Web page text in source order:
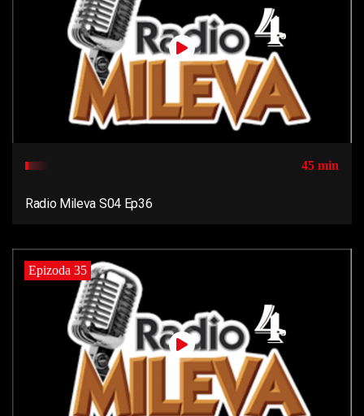
45 min
Radio Mileva S04 Ep36
Epizoda 35